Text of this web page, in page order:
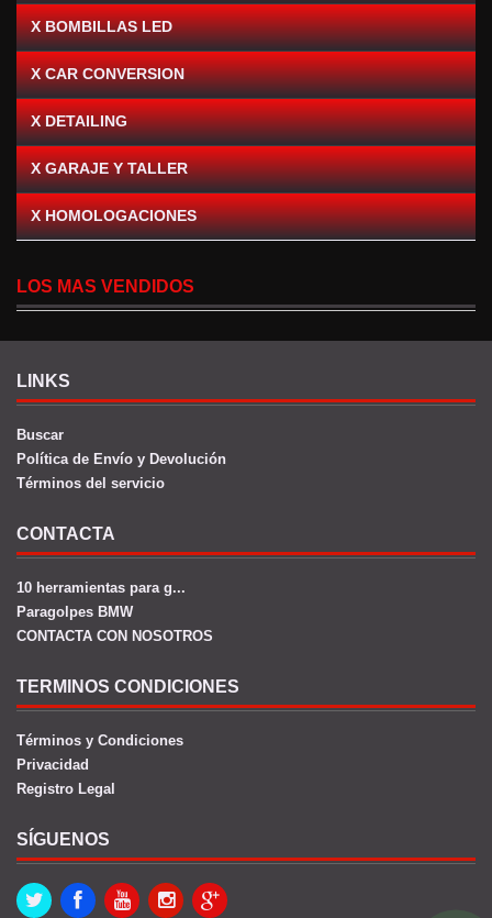
X BOMBILLAS LED
X CAR CONVERSION
X DETAILING
X GARAJE Y TALLER
X HOMOLOGACIONES
LOS MAS VENDIDOS
LINKS
Buscar
Política de Envío y Devolución
Términos del servicio
CONTACTA
10 herramientas para g...
Paragolpes BMW
CONTACTA CON NOSOTROS
TERMINOS CONDICIONES
Términos y Condiciones
Privacidad
Registro Legal
SÍGUENOS